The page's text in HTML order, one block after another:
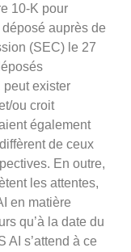
10-K pour
déposé auprès de
(SEC) le 27
peut exister
ou croit
également
de ceux
En outre,
les attentes,
en matière
qu’à la date du
AI s’attend à ce